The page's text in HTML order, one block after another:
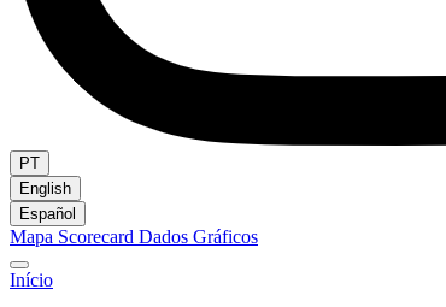
PT
English
Español
Mapa Scorecard Dados Gráficos
Início